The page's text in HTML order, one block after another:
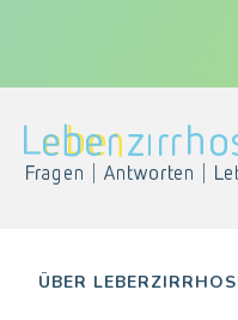
ÜBER